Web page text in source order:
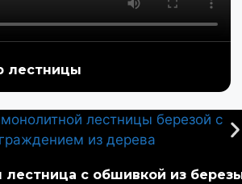
лестницы
лестница с обшивкой из